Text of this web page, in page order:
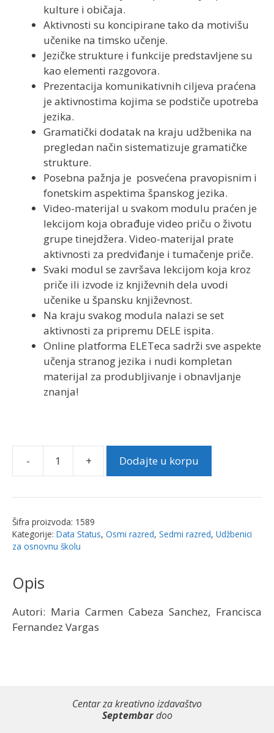
kulture i običaja.
Aktivnosti su koncipirane tako da motivišu
učenike na timsko učenje.
Jezičke strukture i funkcije predstavljene su
kao elementi razgovora.
Prezentacija komunikativnih ciljeva praćena
je aktivnostima kojima se podstiče upotreba
jezika.
Gramatički dodatak na kraju udžbenika na
pregledan način sistematizuje gramatičke
strukture.
Posebna pažnja je posvećena pravopisnim i
fonetskim aspektima španskog jezika.
Video-materijal u svakom modulu praćen je
lekcijom koja obrađuje video priču o životu
grupe tinejdžera. Video-materijal prate
aktivnosti za predviđanje i tumačenje priče.
Svaki modul se završava lekcijom koja kroz
priče ili izvode iz književnih dela uvodi
učenike u špansku književnost.
Na kraju svakog modula nalazi se set
aktivnosti za pripremu DELE ispita.
Online platforma ELETeca sadrži sve aspekte
učenja stranog jezika i nudi kompletan
materijal za produbljivanje i obnavljanje
znanja!
-
Espacio
360
2.2,
8.razred
|
+ Dodajte u korpu
Šifra proizvoda: 1589
Kategorije: Data Status, Osmi razred, Sedmi razred, Udžbenici
za osnovnu školu
Opis
Autori: Maria Carmen Cabeza Sanchez, Francisca
Fernandez Vargas
Centar za kreativno izdavaštvo
Septembardoo